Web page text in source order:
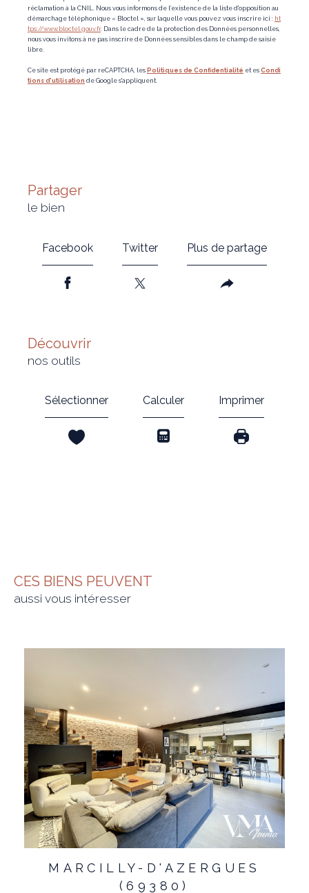
réclamation à la CNIL. Nous vous informons de l’existence de la liste d'opposition au
démarchage téléphonique « Bloctel », sur laquelle vous pouvez vous inscrire ici : ht
tps://www.bloctel.gouv.fr. Dans le cadre de la protection des Données personnelles,
nous vous invitons à ne pas inscrire de Données sensibles dans le champ de saisie
libre.
Ce site est protégé par reCAPTCHA, les Politiques de Confidentialité et es Condi
tions d'utilisation de Google s'appliquent.
partager
le bien
Facebook Twitter Plus de partage
découvrir
nos outils
Sélectionner Calculer Imprimer
CES BIENS PEUVENT
aussi vous intéresser
MARCILLY-D'AZERGUES
(69380)